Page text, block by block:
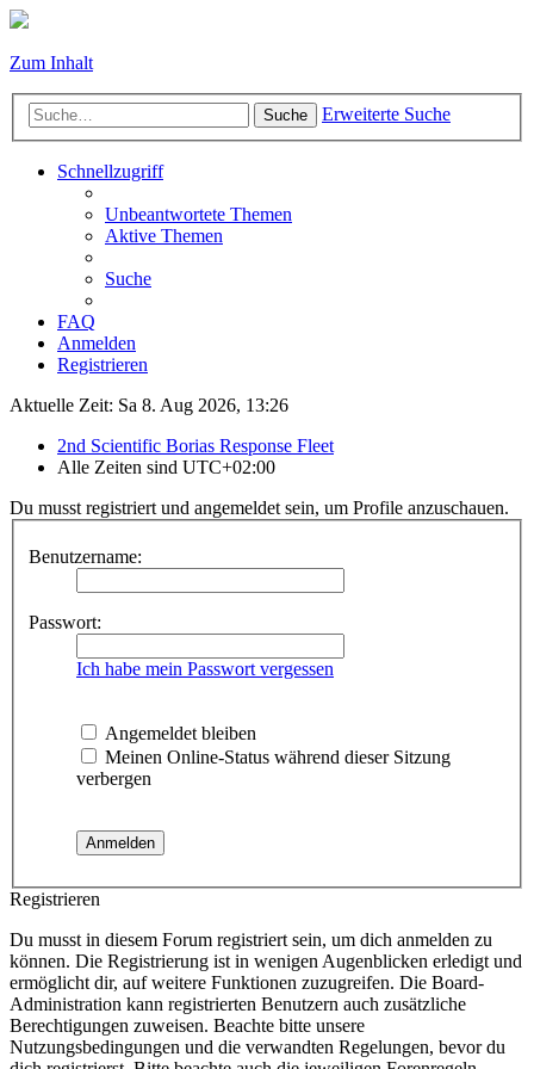
Zum Inhalt
Suche Erweiterte Suche
Schnellzugriff
Unbeantwortete Themen
Aktive Themen
Suche
FAQ
Anmelden
Registrieren
Aktuelle Zeit: Sa 8. Aug 2026, 13:26
2nd Scientific Borias Response Fleet
Alle Zeiten sind UTC+02:00
Du musst registriert und angemeldet sein, um Profile anzuschauen.
Benutzername:
Passwort:
Ich habe mein Passwort vergessen
Angemeldet bleiben
Meinen Online-Status während dieser Sitzung
verbergen
Registrieren
Du musst in diesem Forum registriert sein, um dich anmelden zu
können. Die Registrierung ist in wenigen Augenblicken erledigt und
ermöglicht dir, auf weitere Funktionen zuzugreifen. Die Board-
Administration kann registrierten Benutzern auch zusätzliche
Berechtigungen zuweisen. Beachte bitte unsere
Nutzungsbedingungen und die verwandten Regelungen, bevor du